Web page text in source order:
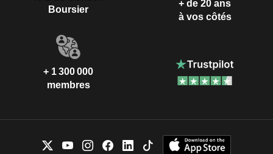
Boursier
+ de 20 ans
à vos côtés
+ 1 300 000
membres